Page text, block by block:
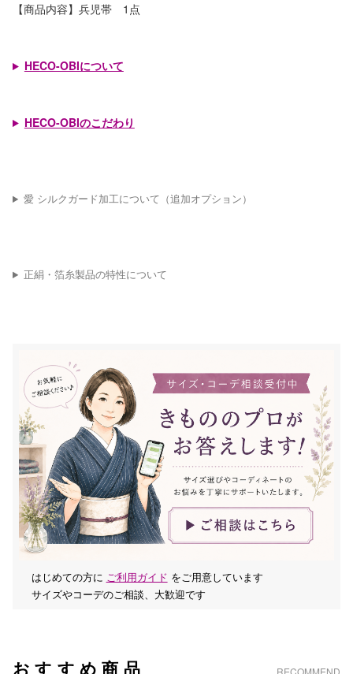
【商品内容】兵児帯 1点
HECO-OBIについて
HECO-OBIのこだわり
愛 シルクガード加工について（追加オプション）
正絹・箔糸製品の特性について
はじめての方に ご利用ガイド をご用意しています
サイズやコーデのご相談、大歓迎です
おすすめ商品 RECOMMEND